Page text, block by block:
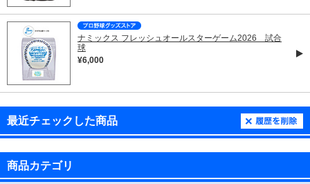
ナミックス フレッシュオールスターゲーム2026 試合
球
¥6,000
最近チェックした商品
商品カテゴリ